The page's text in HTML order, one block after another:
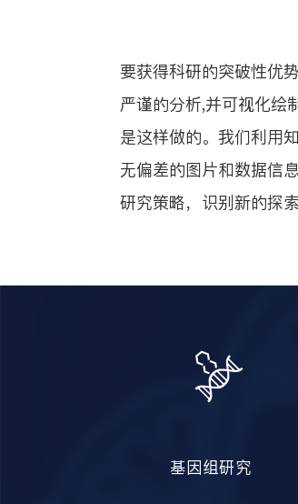
要获得科研的突破性优
严谨的分析,并可视化绘
是这样做的。我们利用
无偏差的图片和数据信
研究策略，识别新的探
基因组研究